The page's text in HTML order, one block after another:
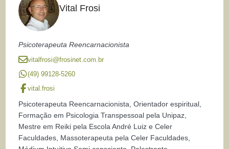
Vital Frosi
Psicoterapeuta Reencarnacionista
vitalfrosi@frosinet.com.br
(49) 99128-5260
vital.frosi
Psicoterapeuta Reencarnacionista, Orientador espiritual,
Formação em Psicologia Transpessoal pela Unipaz,
Mestre em Reiki pela Escola André Luiz e Celer
Faculdades, Massoterapeuta pela Celer Faculdades,